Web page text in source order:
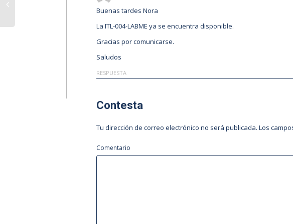
Buenas tardes Nora
La ITL-004-LABME ya se encuentra disponible.
Gracias por comunicarse.
Saludos
RESPUESTA
Contesta
Tu dirección de correo electrónico no será publicada. Los
Comentario